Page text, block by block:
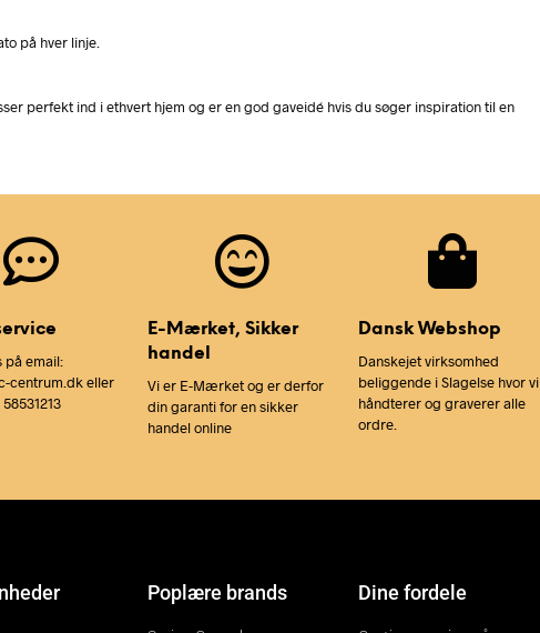
på hver linje.
perfekt ind i ethvert hjem og er en god gaveidé hvis du søger inspiration til en
på email:
centrum.dk eller
E-Mærket, Sikker
handel
Vi er E-Mærket og er derfor
din garanti for en sikker
handel online
Dansk Webshop
Danskejet virksomhed
beliggende i Slagelse hvor vi
håndterer og graverer alle
ordre.
Poplære brands Dine fordele